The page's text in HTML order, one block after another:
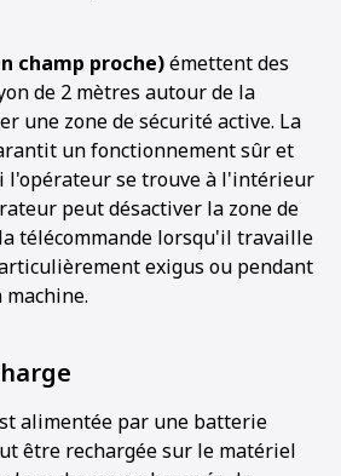
champ proche)émettent des
de 2 mètres autour de la
une zone de sécurité active. La
un fonctionnement sûr et
l'opérateur se trouve à l'intérieur
peut désactiver la zone de
télécommande lorsqu'il travaille
exigus ou pendant
alimentée par une batterie
être rechargée sur le matériel